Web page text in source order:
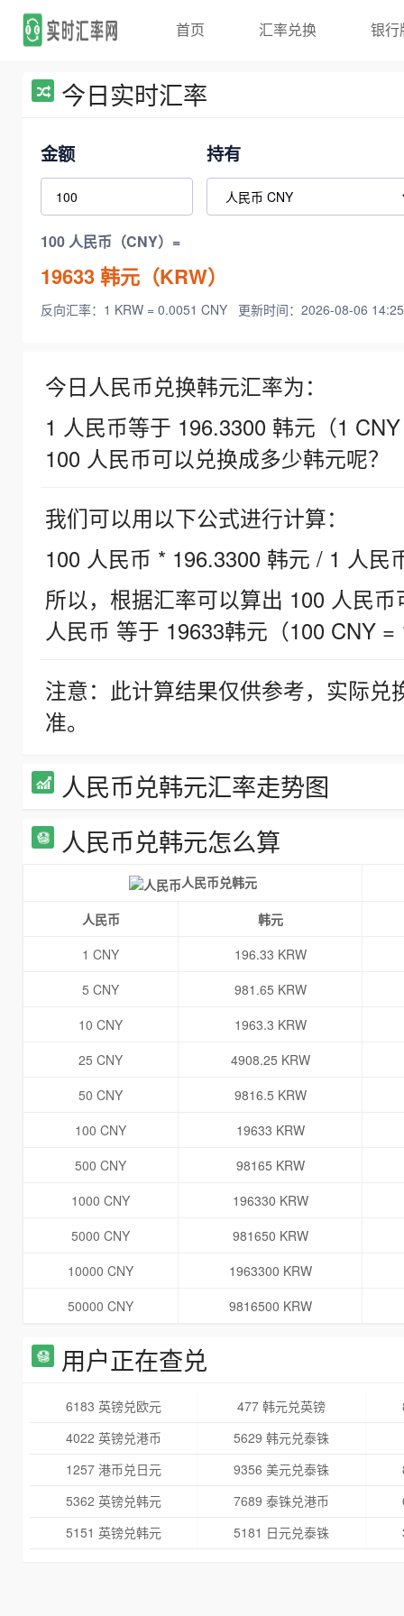
首页 汇率兑换 银行
今日实时汇率
金额 持有
100 人民币（CNY）=
19633韩元（KRW）
反向汇率：1 KRW = 0.0051 CNY 更新时间：2026-08-06
今日人民币兑换韩元汇率为：
1 人民币等于 196.3300 韩元（1
100 人民币可以兑换成多少韩元呢？
我们可以用以下公式进行计算：
100 人民币 * 196.3300 韩元 / 1 人民
所以，根据汇率可以算出 100 人民
人民币 等于 19633韩元（100 CNY =
注意：此计算结果仅供参考，实际
准。
人民币兑韩元汇率走势图
人民币兑韩元怎么算
人民币兑韩元
人民币
韩元
1 CNY
196.33 KRW
5 CNY
981.65 KRW
10 CNY
1963.3 KRW
25 CNY
4908.25 KRW
50 CNY
9816.5 KRW
100 CNY
19633 KRW
500 CNY
98165 KRW
1000 CNY
196330 KRW
5000 CNY
981650 KRW
10000 CNY
1963300 KRW
50000 CNY
9816500 KRW
用户正在查兑
6183 英镑兑欧元 477 韩元兑英镑
4022 英镑兑港币
5629 韩元兑泰铢
1257 港币兑日元
9356 美元兑泰铢
5362 英镑兑韩元
7689 泰铢兑港币
5151 英镑兑韩元
5181 日元兑泰铢